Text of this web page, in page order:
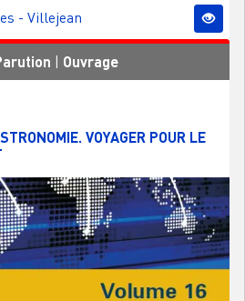
- Villejean
Ouvrage
VOYAGER POUR LE